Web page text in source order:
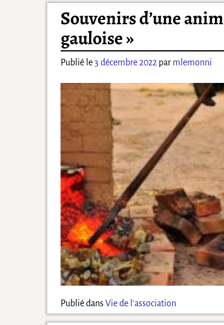
Souvenirs d’une
gauloise »
Publié le3 décembre 2022 par mlemonni
Publié dans Vie de l'association